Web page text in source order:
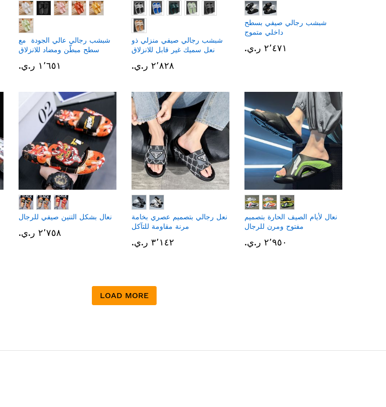
شبشب رجالي عالي الجودة مع
سطح مبطّن ومضاد للانزلاق
١٬٦٥١ ر.ي.‏
شبشب رجالي صيفي منزلي ذو
نعل سميك غير قابل للانزلاق
٢٬٨٢٨ ر.ي.‏
شبشب رجالي صيفي بسطح
داخلي متموج
٢٬٤٧١ ر.ي.‏
نعال بشكل التنين صيفي للرجال
٢٬٧٥٨ ر.ي.‏
نعل رجالي بتصميم عصري بخامة
مرنة مقاومة للتآكل
٣٬١٤٢ ر.ي.‏
نعال لأيام الصيف الحارة بتصميم
مفتوح ومرن للرجال
٢٬٩٥٠ ر.ي.‏
LOAD MORE